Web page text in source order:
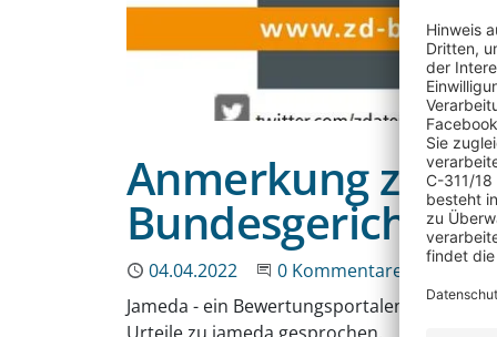
Anmerkung zur
Publiziert
04.04.2022 Beginne eine Unterhaltung
0 Kommentare
Jameda - ein Bewertungsportalen auf